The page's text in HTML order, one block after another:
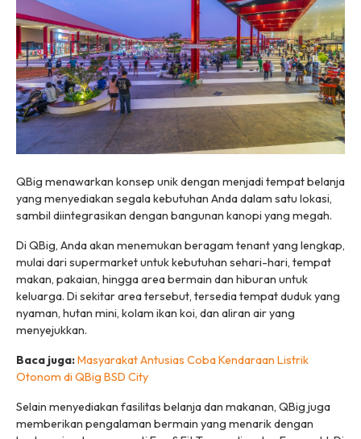
QBig menawarkan konsep unik dengan menjadi tempat belanja
yang menyediakan segala kebutuhan Anda dalam satu lokasi,
sambil diintegrasikan dengan bangunan kanopi yang megah.
Di QBig, Anda akan menemukan beragam tenant yang lengkap,
mulai dari supermarket untuk kebutuhan sehari-hari, tempat
makan, pakaian, hingga area bermain dan hiburan untuk
keluarga. Di sekitar area tersebut, tersedia tempat duduk yang
nyaman, hutan mini, kolam ikan koi, dan aliran air yang
menyejukkan.
Baca juga:Masyarakat Antusias Coba Kendaraan Listrik
Otonom di QBig BSD City
Selain menyediakan fasilitas belanja dan makanan, QBig juga
memberikan pengalaman bermain yang menarik dengan